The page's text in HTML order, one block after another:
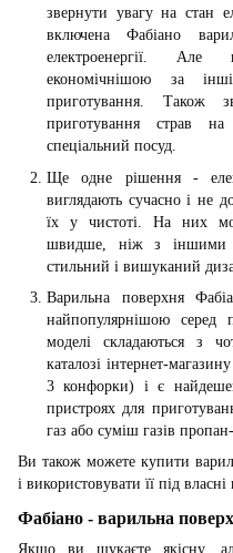
звернути увагу на стан
включена Фабіано
електроенергії. Але
економічнішою за
приготування. Також
приготування страв на
спеціальний посуд.
Ще одне рішення -
виглядають сучасно і не
їх у чистоті. На них
швидше, ніж з іншими
стильний і вишуканий
Варильна поверхня
найпопулярнішою серед
моделі складаються з
каталозі інтернет-
3 конфорки) і є
пристроях для
газ або суміш газів пропан-
Ви також можете купити
і використовувати її під
Фабіано - варильна
Якщо ви шукаєте якісну,